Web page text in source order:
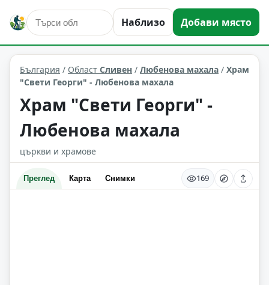
Наблизо Добави място
култура и изкуство Любенова махала Област: Сливен
България / Област Сливен / Любенова махала / Xрам
"Свети Георги" - Любенова махала
Xрам "Свети Георги" -
Любенова махала
църкви и храмове
Преглед Карта Снимки 169